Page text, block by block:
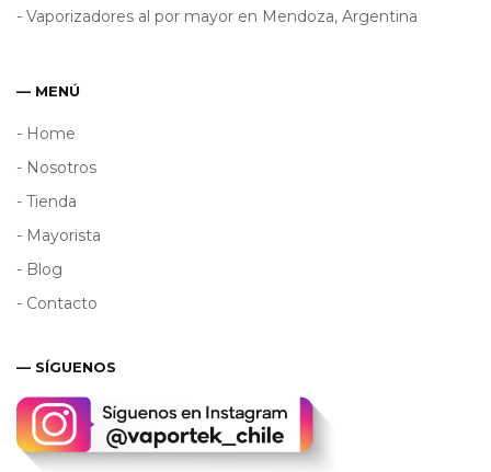
- Vaporizadores al por mayor en Mendoza, Argentina
— MENÚ
- Home
- Nosotros
- Tienda
- Mayorista
- Blog
- Contacto
— SÍGUENOS